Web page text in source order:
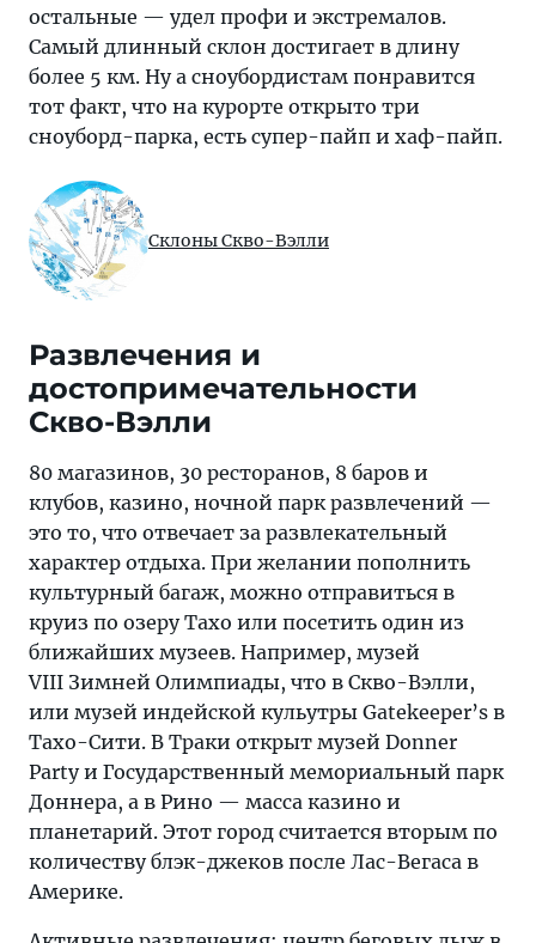
остальные — удел профи и экстремалов.
Самый длинный склон достигает в длину
более 5 км. Ну а сноубордистам понравится
тот факт, что на курорте открыто три
сноуборд-парка, есть супер-пайп и хаф-пайп.
Склоны Скво-Вэлли
Развлечения и
достопримечательности
Скво-Вэлли
80 магазинов, 30 ресторанов, 8 баров и
клубов, казино, ночной парк развлечений —
это то, что отвечает за развлекательный
характер отдыха. При желании пополнить
культурный багаж, можно отправиться в
круиз по озеру Тахо или посетить один из
ближайших музеев. Например, музей
VIII Зимней Олимпиады, что в Скво-Вэлли,
или музей индейской кульутры Gatekeeper’s в
Тахо-Сити. В Траки открыт музей Donner
Party и Государственный мемориальный парк
Доннера, а в Рино — масса казино и
планетарий. Этот город считается вторым по
количеству блэк-джеков после Лас-Вегаса в
Америке.